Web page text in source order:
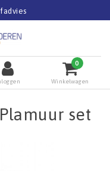
0
Winkelwagen
set